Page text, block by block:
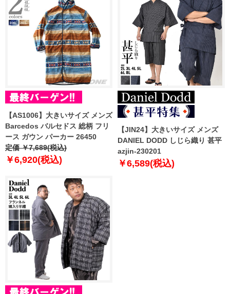
【AS1006】大きいサイズ メンズ
Barcedos バルセドス 総柄 フリ
ース ガウン パーカー 26450
定価 ￥7,689(税込)
￥6,920(税込)
【JIN24】大きいサイズ メンズ
DANIEL DODD しじら織り 甚平
azjin-230201
￥6,589(税込)